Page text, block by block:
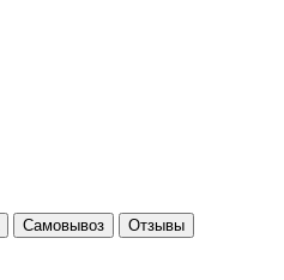
Самовывоз
Отзывы